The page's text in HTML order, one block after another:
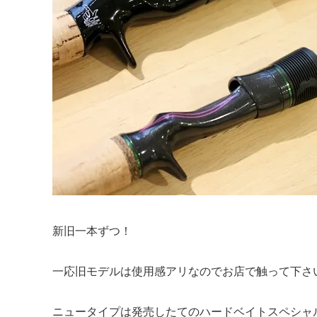
新旧一本ずつ！
一応旧モデルは使用感アリなのでお店で触って下
ニュータイプは発売したてのハードベイトスペシ